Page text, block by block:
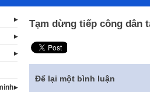
Tạm dừng tiếp công dân
Để lại một bình luận